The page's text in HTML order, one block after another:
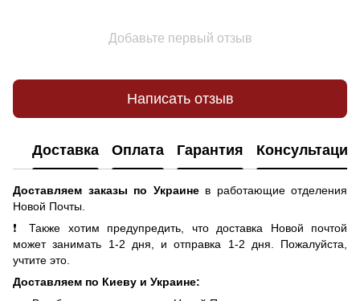
Добавьте первый отзыв
Написать отзыв
Доставка Оплата Гарантия Консультация
Доставляем заказы по Украине в работающие отделения
Новой Почты.
❗ Также хотим предупредить, что доставка Новой почтой
может занимать 1-2 дня, и отправка 1-2 дня. Пожалуйста,
учтите это.
Доставляем по Киеву и Украине: